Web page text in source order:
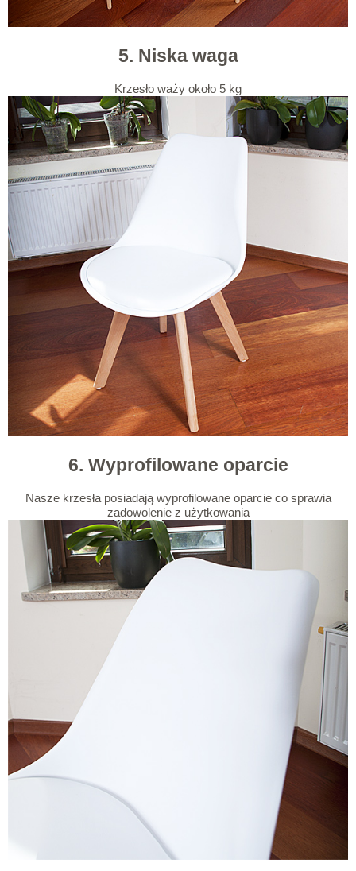
5. Niska waga
Krzesło waży około 5 kg
6. Wyprofilowane oparcie
Nasze krzesła posiadają wyprofilowane oparcie co sprawia
zadowolenie z użytkowania